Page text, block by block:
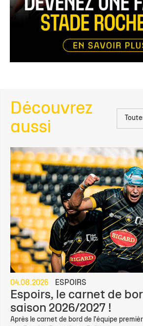
Découvrez
aussi
04.08.2026 ESPOIRS
Espoirs, le carnet de
saison 2026/2027 !
Après le carnet de bord de l'équipe